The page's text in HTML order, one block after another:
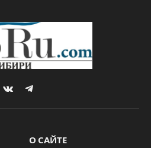
га, увеличившись к